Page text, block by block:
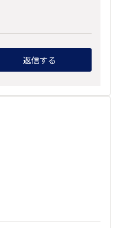
返信する